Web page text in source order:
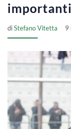
diStefano Vitetta 9